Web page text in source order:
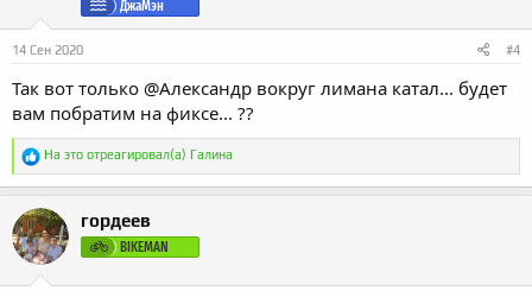
ДжаМэн
14 Сен 2020 #4
Так вот только @Александр вокруг лимана катал... будет
вам побратим на фиксе... ??
Р
а
к
ц
и
и
:
На это отреагировал(а) Галина
гордеев
BIKEMAN